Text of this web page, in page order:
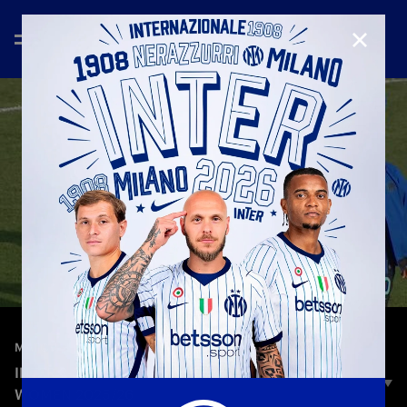
MATCH HIGHLIGHTS—8 nov 2025
INTER 2-2 SASSUOLO | HIGHLIGHTS | SERIE A
WOMEN 2025/26